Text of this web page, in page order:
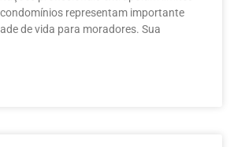
condomínios representam importante
de vida para moradores. Sua